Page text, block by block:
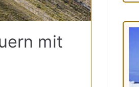
mit